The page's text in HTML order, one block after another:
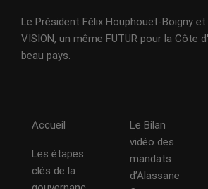
Le Président Félix Houphouët-Boigny
VISION, un même FUTUR pour la Côte
beau pays.
Accueil
Les étapes
clés de la
Le Bilan
vidéo des
mandats
d’Alassane